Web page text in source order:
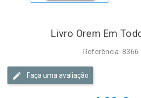
Livro Orem Em
Referência: 8366
Faça uma avaliação